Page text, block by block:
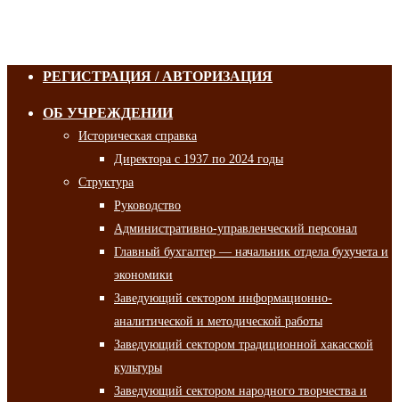
РЕГИСТРАЦИЯ / АВТОРИЗАЦИЯ
ОБ УЧРЕЖДЕНИИ
Историческая справка
Директора с 1937 по 2024 годы
Структура
Руководство
Административно-управленческий персонал
Главный бухгалтер — начальник отдела бухучета и
экономики
Заведующий сектором информационно-
аналитической и методической работы
Заведующий сектором традиционной хакасской
культуры
Заведующий сектором народного творчества и